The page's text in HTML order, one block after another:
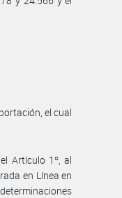
el cual
Artículo 1º, al
en Línea en